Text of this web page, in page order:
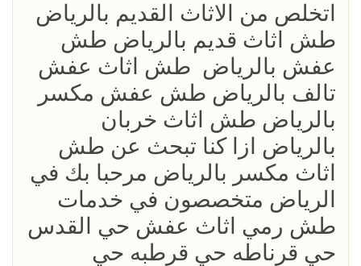
اتخلص من الاثاث القديم بالرياض
طش اثاث قديم بالرياض طش
عفش بالرياض طش اثاث عفش
تالف بالرياض طش عفش مكسر
بالرياض طش اثاث خربان
بالرياض ازا كنا تبحث عن طش
اثاث مكسر بالرياض مرحبا بك في
الرياض متخصصون في خدمات
طش رمي اثاث عفش حي القدس
حي قرناطه حي قرطبه حي